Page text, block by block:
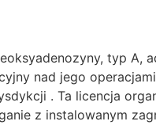
typ A,
nad jego
. Ta licencja
z instalowanym